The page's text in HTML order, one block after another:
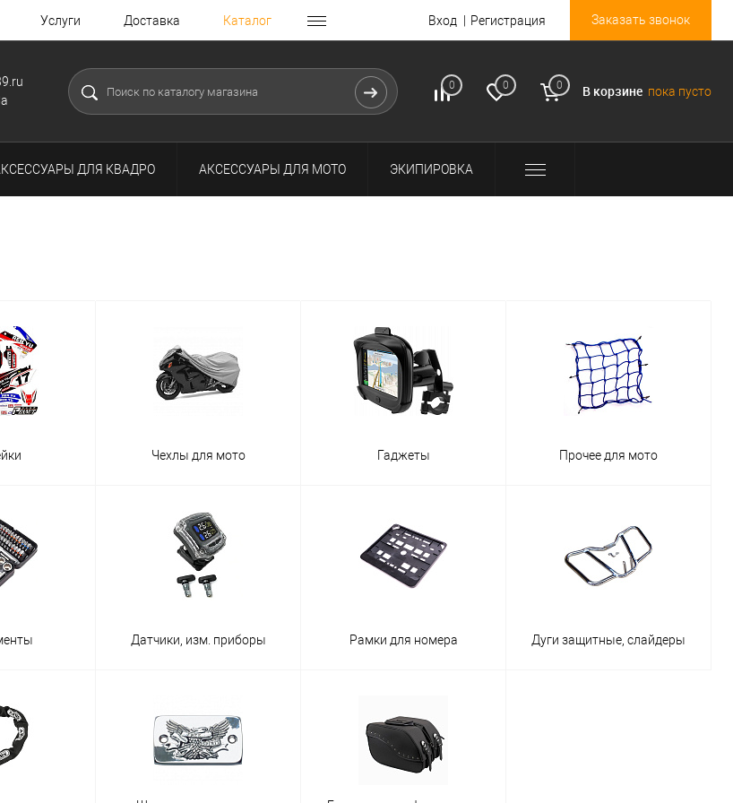
Услуги Доставка Каталог Вход Регистрация Заказать звонок
0 0 0 В корзине пока пусто
ДЛЯ КВАДРО АКСЕССУАРЫ ДЛЯ МОТО ЭКИПИРОВКА
Чехлы для мото Гаджеты Прочее для мото
Датчики, изм. приборы Рамки для номера Дуги защитные, слайдеры